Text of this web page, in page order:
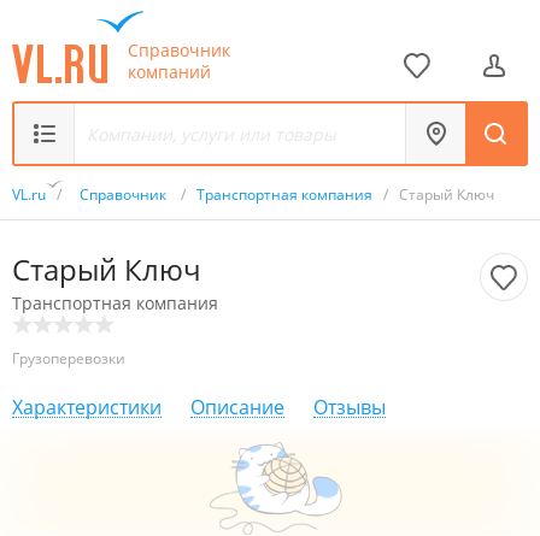
Справочник
компаний
VL.ru / Справочник / Транспортная компания / Старый Ключ
Старый Ключ
Транспортная компания
Грузоперевозки
Характеристики Описание Отзывы